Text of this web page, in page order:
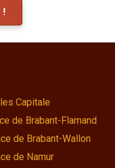
!
Capitale
de Brabant-Flamand
de Brabant-Wallon
de Namur